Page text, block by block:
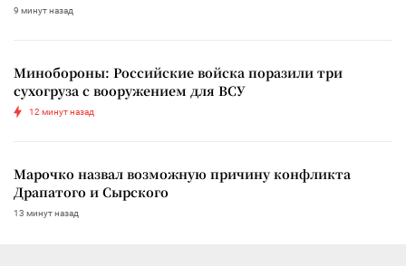
9 минут назад
Минобороны: Российские войска поразили три
сухогруза с вооружением для ВСУ
12 минут назад
Марочко назвал возможную причину конфликта
Драпатого и Сырского
13 минут назад